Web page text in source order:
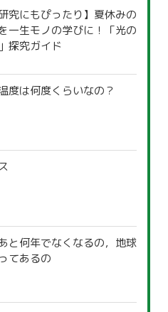
究にもぴったり】夏休みの
一生モノの学びに！「光の
探究ガイド
度は何度くらいなの？
と何年でなくなるの，地球
てあるの